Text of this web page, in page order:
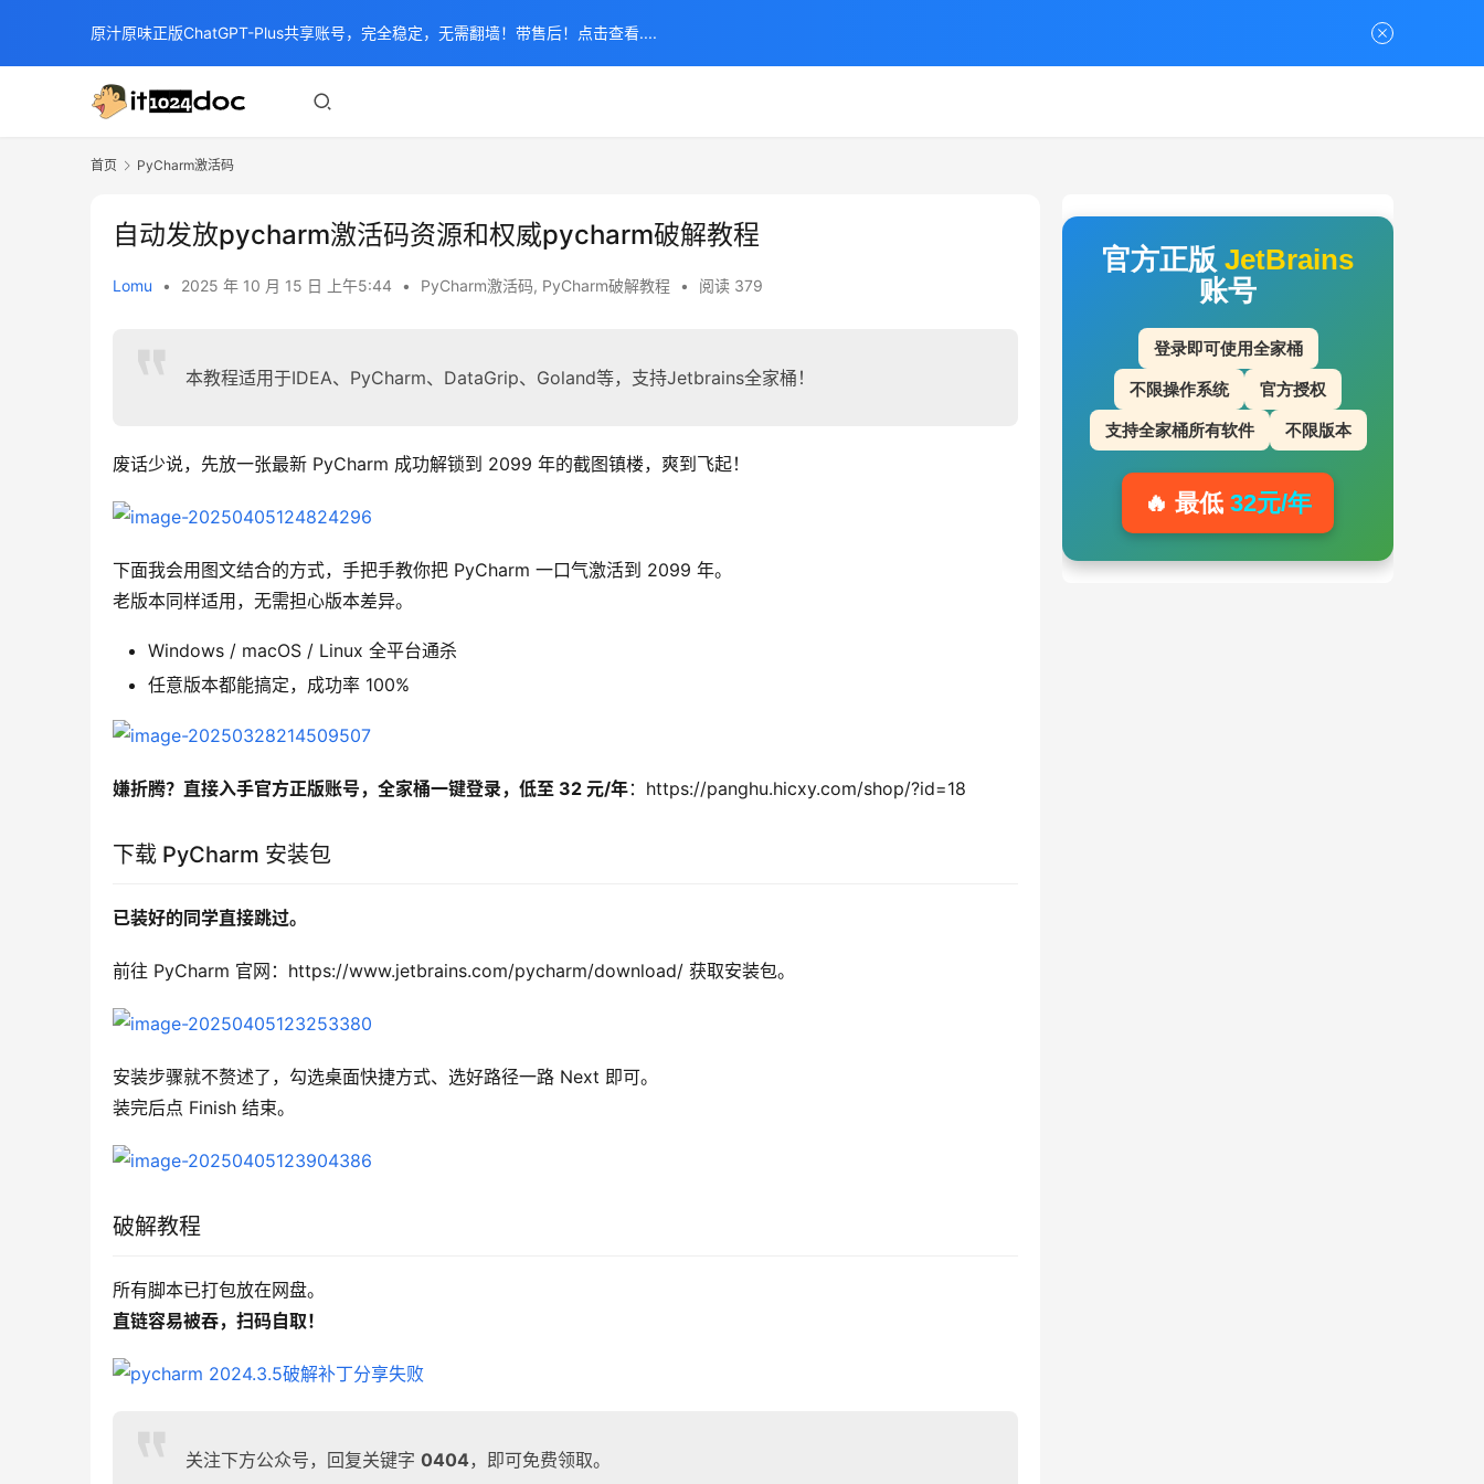
首页 PyCharm激活码
自动发放pycharm激活码资源和权威pycharm破解教程
Lomu • 2025 年 10 月 15 日 上午5:44 • PyCharm激活码, PyCharm破解教程 • 阅读 379
本教程适用于IDEA、PyCharm、DataGrip、Goland等，支持Jetbrains全家桶！
废话少说，先放一张最新 PyCharm 成功解锁到 2099 年的截图镇楼，爽到飞起！
下面我会用图文结合的方式，手把手教你把 PyCharm 一口气激活到 2099 年。
老版本同样适用，无需担心版本差异。
Windows / macOS / Linux 全平台通杀
任意版本都能搞定，成功率 100%
嫌折腾？直接入手官方正版账号，全家桶一键登录，低至 32 元/年：https://panghu.hicxy.com/shop/?id=18
下载 PyCharm 安装包
已装好的同学直接跳过。
前往 PyCharm 官网：https://www.jetbrains.com/pycharm/download/ 获取安装包。
安装步骤就不赘述了，勾选桌面快捷方式、选好路径一路 Next 即可。
装完后点 Finish 结束。
破解教程
所有脚本已打包放在网盘。
直链容易被吞，扫码自取！
关注下方公众号，回复关键字 0404，即可免费领取。
官方正版 JetBrains
账号
登录即可使用全家桶
不限操作系统 官方授权
支持全家桶所有软件 不限版本
🔥 最低 32元/年
原汁原味正版ChatGPT-Plus共享账号，完全稳定，无需翻墙！带售后！点击查看....